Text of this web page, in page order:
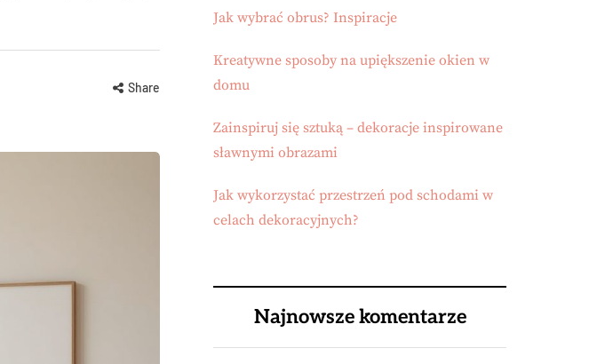
Share
Jak wybrać obrus? Inspiracje
Kreatywne sposoby na upiększenie okien w
domu
Zainspiruj się sztuką – dekoracje inspirowane
sławnymi obrazami
Jak wykorzystać przestrzeń pod schodami w
celach dekoracyjnych?
Najnowsze komentarze